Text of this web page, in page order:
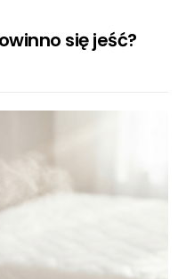
się jeść?